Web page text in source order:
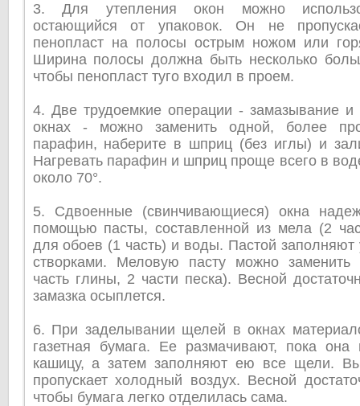
3. Для утепления окон можно
остающийся от упаковок. Он не
пенопласт на полосы острым ножом или
Ширина полосы должна быть несколько
чтобы пенопласт туго входил в проем.
4. Две трудоемкие операции - замазывание и
окнах - можно заменить одной, более
парафин, наберите в шприц (без иглы) и
Нагревать парафин и шприц проще всего в
около 70°.
5. Сдвоенные (свинчивающиеся) окна
помощью пасты, составленной из мела (2
для обоев (1 часть) и воды. Пастой заполняют
створками. Меловую пасту можно заменить
часть глины, 2 части песка). Весной
замазка осыплется.
6. При заделывании щелей в окнах
газетная бумага. Ее размачивают, пока она
кашицу, а затем заполняют ею все щели.
пропускает холодный воздух. Весной
чтобы бумага легко отделилась сама.